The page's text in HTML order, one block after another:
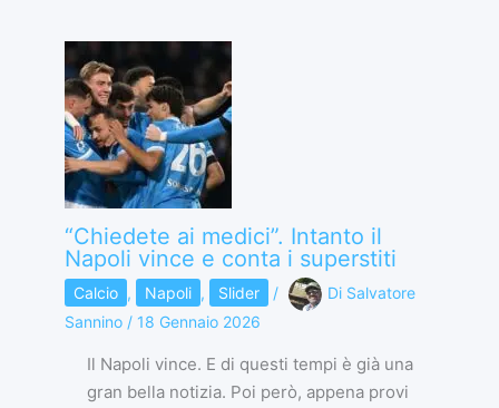
“Chiedete ai medici”. Intanto il
Napoli vince e conta i superstiti
Calcio , Napoli , Slider / Di Salvatore
Sannino / 18 Gennaio 2026
Il Napoli vince. E di questi tempi è già una
gran bella notizia. Poi però, appena provi